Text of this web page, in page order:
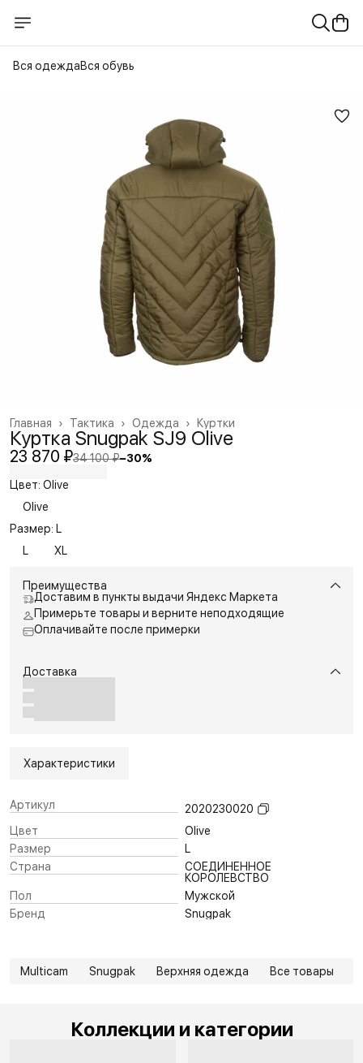
Вся одеждаВся обувь
Куртки
Одежда ›
Тактика ›
Главная ›
Куртка Snugpak SJ9 Olive
23 870 ₽34 100 ₽−30%
Цвет: Olive
Olive
Размер: L
L
XL
Преимущества
Доставим в пункты выдачи Яндекс Маркета
Примерьте товары и верните неподходящие
Оплачивайте после примерки
Доставка
Характеристики
Артикул
2020230020
Цвет
Olive
Размер
L
Страна
СОЕДИНЕННОЕ
КОРОЛЕВСТВО
Пол
Мужской
Бренд
Snugpak
Multicam Snugpak Верхняя одежда Все товары
Коллекции и категории